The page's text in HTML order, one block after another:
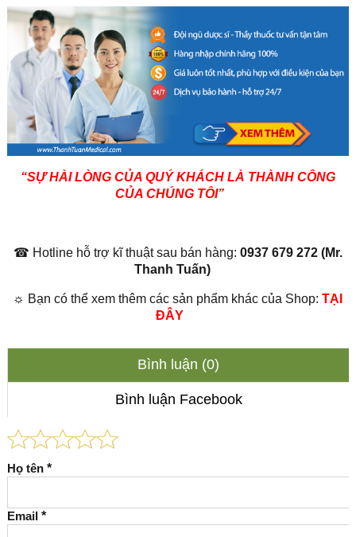
“SỰ HÀI LÒNG CỦA QUÝ KHÁCH LÀ THÀNH CÔNG
CỦA CHÚNG TÔI”
☎ Hotline hỗ trợ kĩ thuật sau bán hàng: 0937 679 272 (Mr.
Thanh Tuấn)
☼ Bạn có thể xem thêm các sản phẩm khác của Shop:TẠI
ĐÂY
Bình luận (0)
Bình luận Facebook
Họ tên *
Email *